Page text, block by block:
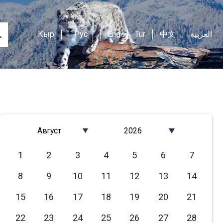
Кыр Рус Eng Tur 中文 العربية
Август
Март
Апрель
2026
2024
2023
1 2 3 4 5 6
7
8
9 10 11 12 13
14
15
16 17 18 19 20
21
22
23 24 25 26 27
28